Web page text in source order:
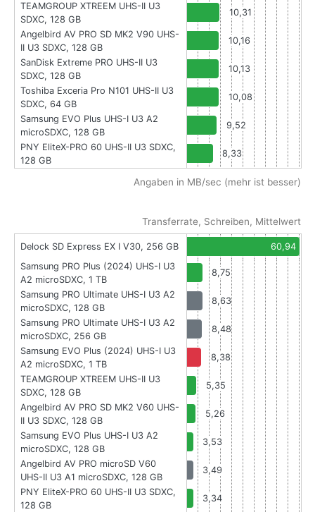
TEAMGROUP XTREEM UHS-II U3
SDXC, 128 GB
10,31
Angelbird AV PRO SD MK2 V90 UHS-
II U3 SDXC, 128 GB
10,16
SanDisk Extreme PRO UHS-II U3
SDXC, 128 GB
10,13
Toshiba Exceria Pro N101 UHS-II U3
SDXC, 64 GB
10,08
Samsung EVO Plus UHS-I U3 A2
microSDXC, 128 GB
9,52
PNY EliteX-PRO 60 UHS-II U3 SDXC,
128 GB
8,33
Angaben in MB/sec (mehr ist besser)
Transferrate, Schreiben, Mittelwert
Delock SD Express EX I V30, 256 GB
60,94
Samsung PRO Plus (2024) UHS-I U3
A2 microSDXC, 1 TB
8,75
Samsung PRO Ultimate UHS-I U3 A2
microSDXC, 128 GB
8,63
Samsung PRO Ultimate UHS-I U3 A2
microSDXC, 256 GB
8,48
Samsung EVO Plus (2024) UHS-I U3
A2 microSDXC, 1 TB
8,38
TEAMGROUP XTREEM UHS-II U3
SDXC, 128 GB
5,35
Angelbird AV PRO SD MK2 V60 UHS-
II U3 SDXC, 128 GB
5,26
Samsung EVO Plus UHS-I U3 A2
microSDXC, 128 GB
3,53
Angelbird AV PRO microSD V60
UHS-II U3 A1 microSDXC, 128 GB
3,49
PNY EliteX-PRO 60 UHS-II U3 SDXC,
128 GB
3,34